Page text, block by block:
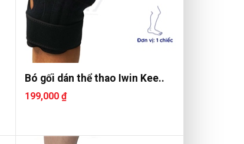
Bó gối dán thể thao Iwin Kee..
199,000 ₫